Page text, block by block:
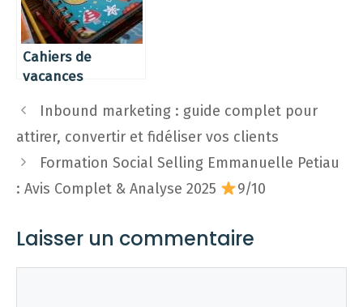
Cahiers de
vacances
gratuits en ligne à
télécharger pour
réviser
Inbound marketing : guide complet pour
attirer, convertir et fidéliser vos clients
Formation Social Selling Emmanuelle Petiau
: Avis Complet & Analyse 2025
9/10
Laisser un commentaire